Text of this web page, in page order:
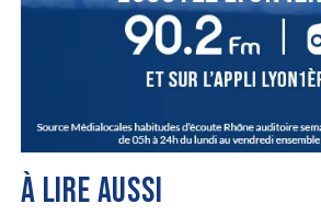
À LIRE AUSSI